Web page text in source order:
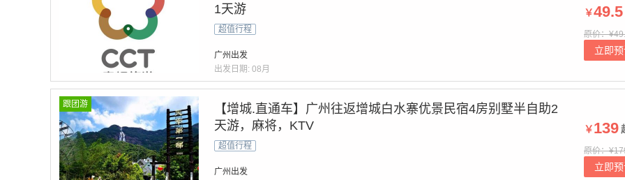
1天游
超值行程
广州出发
出发日期: 08月
￥49.5
原价：
立即
跟团游
【增城.直通车】广州往返增城白水寨优景民宿4房别墅半自助2
天游，麻将，KTV
超值行程
广州出发
￥139
原价：
立即